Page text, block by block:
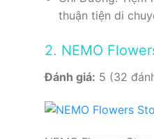
thuận tiện di
2. NEMO
Đánh giá: 5 (32